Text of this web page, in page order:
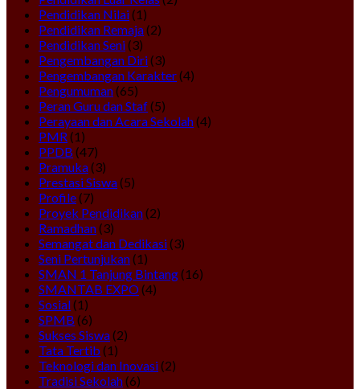
Pendidikan Nilai(1)
Pendidikan Remaja(2)
Pendidikan Seni(3)
Pengembangan Diri(3)
Pengembangan Karakter(4)
Pengumuman(65)
Peran Guru dan Staf(5)
Perayaan dan Acara Sekolah(4)
PMR (1)
PPDB (47)
Pramuka(3)
Prestasi Siswa(5)
Profile(7)
Proyek Pendidikan(2)
Ramadhan(3)
Semangat dan Dedikasi(3)
Seni Pertunjukan(1)
SMAN 1 Tanjung Bintang(16)
SMANTAB EXPO(4)
Sosial(1)
SPMB (6)
Sukses Siswa(2)
Tata Tertib (1)
Teknologi dan Inovasi(2)
Tradisi Sekolah(6)